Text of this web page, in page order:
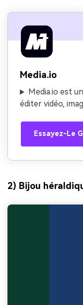
Media.io
Media.io est
éditer vidéo,
Essayez-Le
2) Bijou